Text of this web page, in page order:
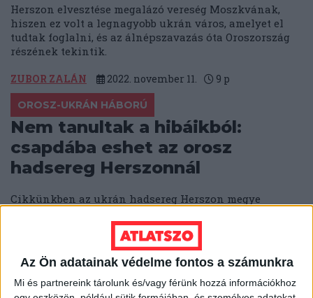
Az Ön adatainak védelme fontos a számunkra
Mi és partnereink tárolunk és/vagy férünk hozzá információkhoz
Herszon elvesztése megalázó vereség Moszkvának,
hiszen ez volt a legnagyobb ukrán város, amelyet el
tudtak foglalni, és az álnépszavazás óta Oroszország
részének tekintik.
ZUBOR ZALÁN 2022. november 11. 9 p
OROSZ-UKRÁN HÁBORÚ
Nem tanultak a hibáikból:
csapdába eshet az orosz
hadsereg Herszonnál
Cikkünkben az ukrán hadsereg Herszon megye
és a nem is olyan láthatatlan ukrán ellentámadás
részleteit mutatjuk be.
BŐTÖS BOTOND 2022. augusztus 19. 14p